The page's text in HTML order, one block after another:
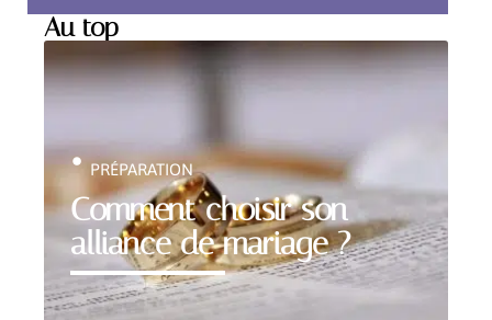
Au top
Comment choisir son
alliance de mariage ?
PRÉPARATION